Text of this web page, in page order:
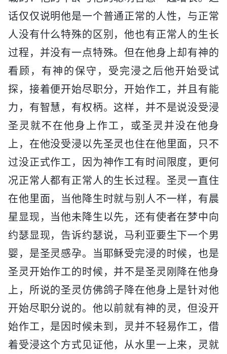
话仅仅说明他是一个普通正常的人性，与正常
人没有什么特殊的区别，他也有正常人的生长
过程，并没有一点特殊。但在他身上却有神的
看顾，有神的保守，受完浸之后他开始受试
探，接着便开始尽职分，开始作工，并且有能
力，有智慧，有权柄。这样，并不是说没受浸
圣灵就不在他身上作工，或圣灵并没在他身
上，在他没受浸以先圣灵也住在他里面，只不
过没正式作工，因为神作工有时间限度，更何
况正常人都有正常人的生长过程。圣灵一直住
在他里面，当他降生时就与别人不一样，有晨
星显现，当他未降生以先，还有使者在梦中向
约瑟显现，告诉约瑟说，马利亚要生下一个男
婴，是圣灵感孕。当耶稣受完浸的时候，也是
圣灵开始作工的时候，并不是圣灵刚降在他身
上，所说的圣灵仿佛鸽子降在他身上是针对他
开始尽职分说的。他以前就有神的灵，但没开
始作工，是因时候未到，灵并不轻易作工，借
着受浸这个方式见证他，从水里一上来，灵就